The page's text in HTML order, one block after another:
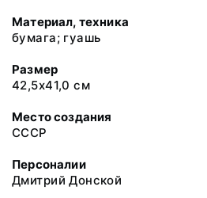
Материал, техника
бумага; гуашь
Размер
42,5х41,0 см
Место создания
СССР
Персоналии
Дмитрий Донской